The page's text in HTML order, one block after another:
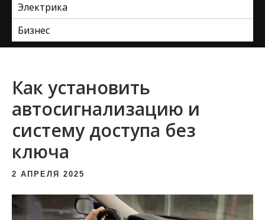
Электрика
Бизнес
Как установить
автосигнализацию и
систему доступа без
ключа
2 АПРЕЛЯ 2025